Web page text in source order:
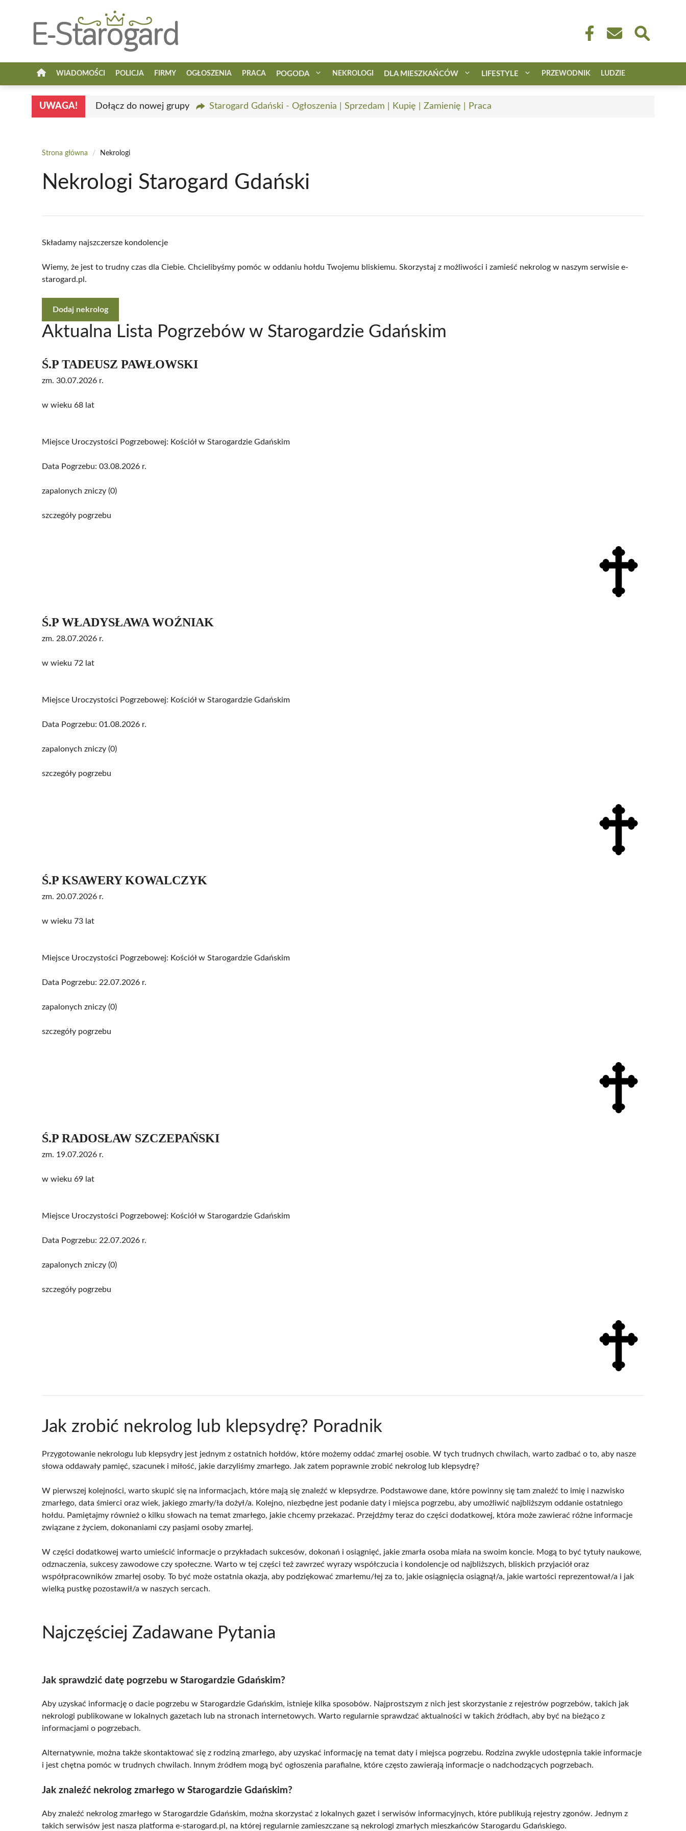
WIADOMOŚCI POLICJA FIRMY OGŁOSZENIA PRACA POGODA NEKROLOGI DLA MIESZKAŃCÓW LIFESTYLE PRZEWODNIK LUDZIE
UWAGA! Dołącz do nowej grupy Starogard Gdański - Ogłoszenia | Sprzedam | Kupię | Zamienię | Praca
Strona główna / Nekrologi
Nekrologi Starogard Gdański
Składamy najszczersze kondolencje
Wiemy, że jest to trudny czas dla Ciebie. Chcielibyśmy pomóc w oddaniu hołdu Twojemu bliskiemu. Skorzystaj z możliwości i zamieść nekrolog w naszym serwisie e-
starogard.pl.
Dodaj nekrolog
Aktualna Lista Pogrzebów w Starogardzie Gdańskim
Ś.P TADEUSZ PAWŁOWSKI
zm. 30.07.2026 r.
w wieku 68 lat
Miejsce Uroczystości Pogrzebowej: Kościół w Starogardzie Gdańskim
Data Pogrzebu: 03.08.2026 r.
zapalonych zniczy (0)
szczegóły pogrzebu
Ś.P WŁADYSŁAWA WOŹNIAK
zm. 28.07.2026 r.
w wieku 72 lat
Miejsce Uroczystości Pogrzebowej: Kościół w Starogardzie Gdańskim
Data Pogrzebu: 01.08.2026 r.
zapalonych zniczy (0)
szczegóły pogrzebu
Ś.P KSAWERY KOWALCZYK
zm. 20.07.2026 r.
w wieku 73 lat
Miejsce Uroczystości Pogrzebowej: Kościół w Starogardzie Gdańskim
Data Pogrzebu: 22.07.2026 r.
zapalonych zniczy (0)
szczegóły pogrzebu
Ś.P RADOSŁAW SZCZEPAŃSKI
zm. 19.07.2026 r.
w wieku 69 lat
Miejsce Uroczystości Pogrzebowej: Kościół w Starogardzie Gdańskim
Data Pogrzebu: 22.07.2026 r.
zapalonych zniczy (0)
szczegóły pogrzebu
Jak zrobić nekrolog lub klepsydrę? Poradnik
Przygotowanie nekrologu lub klepsydry jest jednym z ostatnich hołdów, które możemy oddać zmarłej osobie. W tych trudnych chwilach, warto zadbać o to, aby nasze
słowa oddawały pamięć, szacunek i miłość, jakie darzyliśmy zmarłego. Jak zatem poprawnie zrobić nekrolog lub klepsydrę?
W pierwszej kolejności, warto skupić się na informacjach, które mają się znaleźć w klepsydrze. Podstawowe dane, które powinny się tam znaleźć to imię i nazwisko
zmarłego, data śmierci oraz wiek, jakiego zmarły/ła dożył/a. Kolejno, niezbędne jest podanie daty i miejsca pogrzebu, aby umożliwić najbliższym oddanie ostatniego
hołdu. Pamiętajmy również o kilku słowach na temat zmarłego, jakie chcemy przekazać. Przejdźmy teraz do części dodatkowej, która może zawierać różne informacje
związane z życiem, dokonaniami czy pasjami osoby zmarłej.
W części dodatkowej warto umieścić informacje o przykładach sukcesów, dokonań i osiągnięć, jakie zmarła osoba miała na swoim koncie. Mogą to być tytuły naukowe,
odznaczenia, sukcesy zawodowe czy społeczne. Warto w tej części też zawrzeć wyrazy współczucia i kondolencje od najbliższych, bliskich przyjaciół oraz
współpracowników zmarłej osoby. To być może ostatnia okazja, aby podziękować zmarłemu/łej za to, jakie osiągnięcia osiągnął/a, jakie wartości reprezentował/a i jak
wielką pustkę pozostawił/a w naszych sercach.
Najczęściej Zadawane Pytania
Jak sprawdzić datę pogrzebu w Starogardzie Gdańskim?
Aby uzyskać informację o dacie pogrzebu w Starogardzie Gdańskim, istnieje kilka sposobów. Najprostszym z nich jest skorzystanie z rejestrów pogrzebów, takich jak
nekrologi publikowane w lokalnych gazetach lub na stronach internetowych. Warto regularnie sprawdzać aktualności w takich źródłach, aby być na bieżąco z
informacjami o pogrzebach.
Alternatywnie, można także skontaktować się z rodziną zmarłego, aby uzyskać informację na temat daty i miejsca pogrzebu. Rodzina zwykle udostępnia takie informacje
i jest chętna pomóc w trudnych chwilach. Innym źródłem mogą być ogłoszenia parafialne, które często zawierają informacje o nadchodzących pogrzebach.
Jak znaleźć nekrolog zmarłego w Starogardzie Gdańskim?
Aby znaleźć nekrolog zmarłego w Starogardzie Gdańskim, można skorzystać z lokalnych gazet i serwisów informacyjnych, które publikują rejestry zgonów. Jednym z
takich serwisów jest nasza platforma e-starogard.pl, na której regularnie zamieszczane są nekrologi zmarłych mieszkańców Starogardu Gdańskiego.